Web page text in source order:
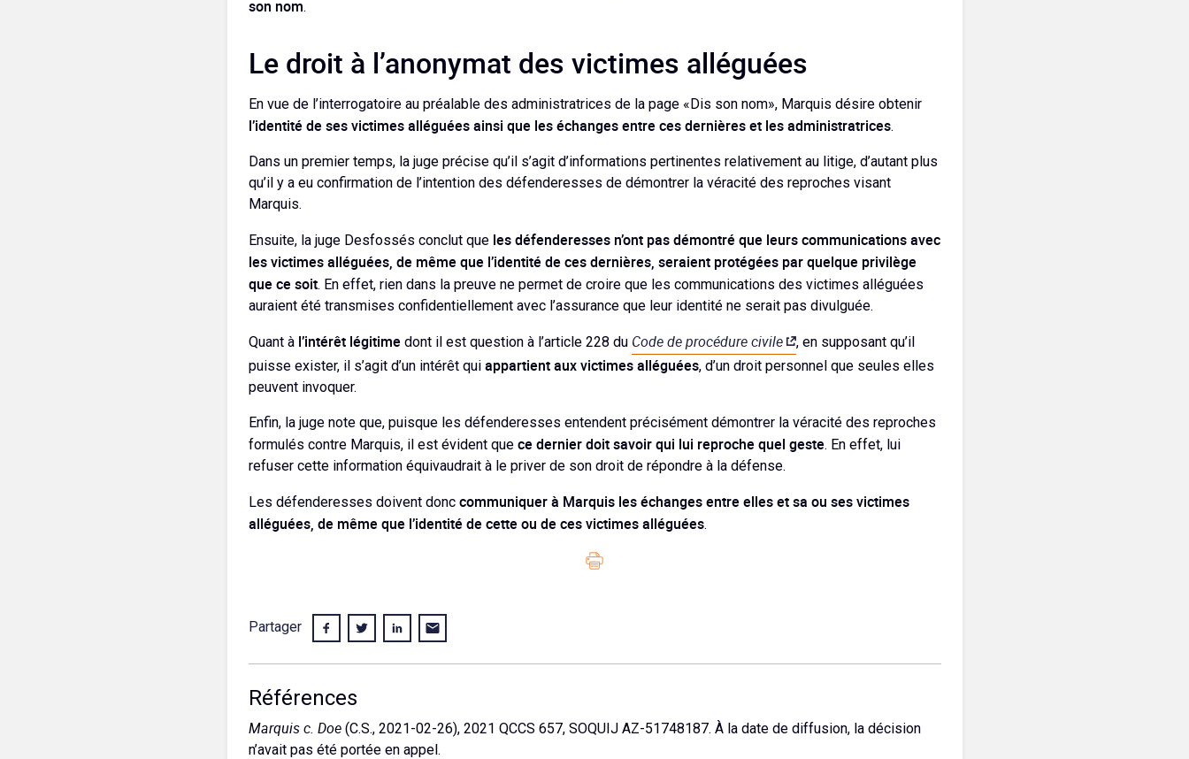
son nom.
Le droit à l’anonymat des victimes alléguées
En vue de l’interrogatoire au préalable des administratrices de la page «Dis son nom», Marquis désire obtenir
l’identité de ses victimes alléguées ainsi que les échanges entre ces dernières et les administratrices.
Dans un premier temps, la juge précise qu’il s’agit d’informations pertinentes relativement au litige, d’autant plus
qu’il y a eu confirmation de l’intention des défenderesses de démontrer la véracité des reproches visant
Marquis.
Ensuite, la juge Desfossés conclut que les défenderesses n’ont pas démontré que leurs communications avec
les victimes alléguées, de même que l’identité de ces dernières, seraient protégées par quelque privilège
que ce soit. En effet, rien dans la preuve ne permet de croire que les communications des victimes alléguées
auraient été transmises confidentiellement avec l’assurance que leur identité ne serait pas divulguée.
Quant à l’intérêt légitime dont il est question à l’article 228 du Code de procédure civile
, en supposant qu’il
puisse exister, il s’agit d’un intérêt qui appartient aux victimes alléguées, d’un droit personnel que seules elles
peuvent invoquer.
Enfin, la juge note que, puisque les défenderesses entendent précisément démontrer la véracité des reproches
formulés contre Marquis, il est évident que ce dernier doit savoir qui lui reproche quel geste. En effet, lui
refuser cette information équivaudrait à le priver de son droit de répondre à la défense.
Les défenderesses doivent donc communiquer à Marquis les échanges entre elles et sa ou ses victimes
alléguées, de même que l’identité de cette ou de ces victimes alléguées.
Partager
Références
Marquis c. Doe(C.S., 2021-02-26), 2021 QCCS 657, SOQUIJ AZ-51748187. À la date de diffusion, la décision
n’avait pas été portée en appel.